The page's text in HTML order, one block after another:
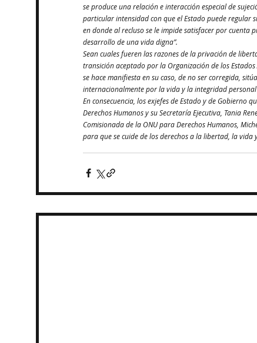
se produce una relación e interacción especial de
particular intensidad con que el Estado puede regular
en donde al recluso se le impide satisfacer por cuenta
desarrollo de una vida digna”.
Sean cuales fueren las razones de la privación de
transición aceptado por la Organización de los
se hace manifiesta en su caso, de no ser corregida,
internacionalmente por la vida y la integridad
En consecuencia, los exjefes de Estado y de Gobierno
Derechos Humanos y su Secretaría Ejecutiva, Tania
Comisionada de la ONU para Derechos Humanos,
para que se cuide de los derechos a la libertad, la